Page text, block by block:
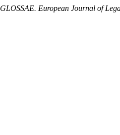
GLOSSAE. European Journal of